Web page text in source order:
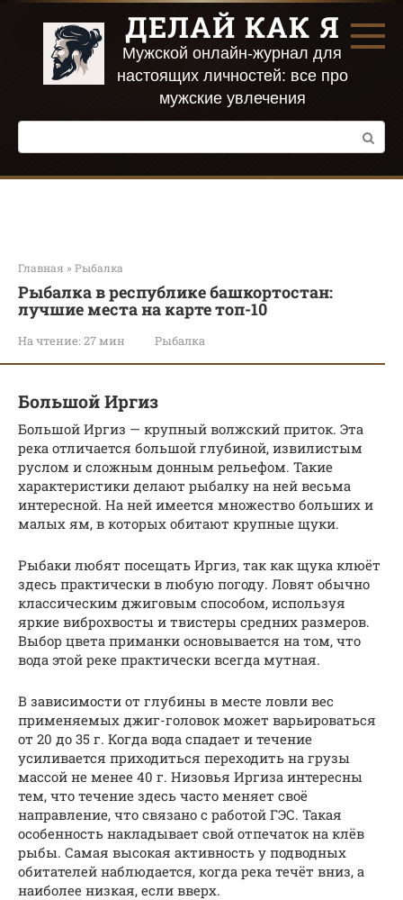
Перейти
контенту
ДЕЛАЙ КАК Я
Мужской онлайн-журнал для
настоящих личностей: все про
мужские увлечения
Поиск:
Главная » Рыбалка
Рыбалка в республике башкортостан:
лучшие места на карте топ-10
На чтение: 27 мин Рыбалка
Большой Иргиз
Большой Иргиз — крупный волжский приток. Эта
река отличается большой глубиной, извилистым
руслом и сложным донным рельефом. Такие
характеристики делают рыбалку на ней весьма
интересной. На ней имеется множество больших и
малых ям, в которых обитают крупные щуки.
Рыбаки любят посещать Иргиз, так как щука клюёт
здесь практически в любую погоду. Ловят обычно
классическим джиговым способом, используя
яркие виброхвосты и твистеры средних размеров.
Выбор цвета приманки основывается на том, что
вода этой реке практически всегда мутная.
В зависимости от глубины в месте ловли вес
применяемых джиг-головок может варьироваться
от 20 до 35 г. Когда вода спадает и течение
усиливается приходиться переходить на грузы
массой не менее 40 г. Низовья Иргиза интересны
тем, что течение здесь часто меняет своё
направление, что связано с работой ГЭС. Такая
особенность накладывает свой отпечаток на клёв
рыбы. Самая высокая активность у подводных
обитателей наблюдается, когда река течёт вниз, а
наиболее низкая, если вверх.